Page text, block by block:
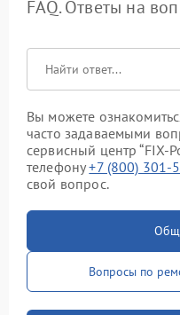
FAQ. Ответы на
Вы можете
часто задаваемыми
сервисный центр “FIX-
телефону+7 (800) 301-
свой вопрос.
Вопросы по